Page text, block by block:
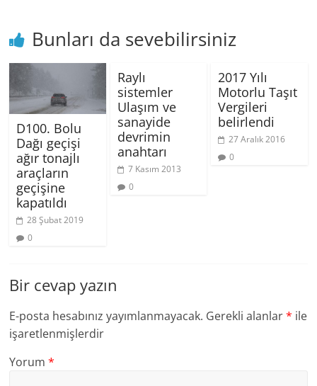
Bunları da sevebilirsiniz
D100. Bolu
Dağı geçişi
ağır tonajlı
araçların
geçişine
kapatıldı
28 Şubat 2019
0
Raylı
sistemler
Ulaşım ve
sanayide
devrimin
anahtarı
7 Kasım 2013
0
2017 Yılı
Motorlu Taşıt
Vergileri
belirlendi
27 Aralık 2016
0
Bir cevap yazın
E-posta hesabınız yayımlanmayacak. Gerekli alanlar* ile
işaretlenmişlerdir
Yorum*